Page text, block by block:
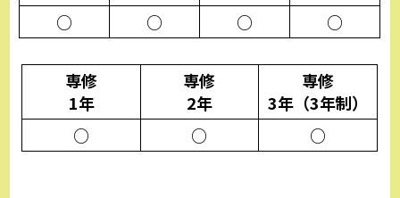
○
○
○
○
専修
1年
○
専修
2年
○
専修
3年（3年制）
○